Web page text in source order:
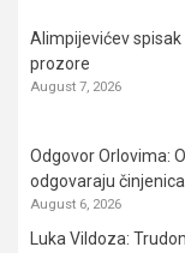
Alimpijevićev
prozore
August 7, 2026
Odgovor Orlovima:
odgovaraju
August 6, 2026
Luka Vildoza: